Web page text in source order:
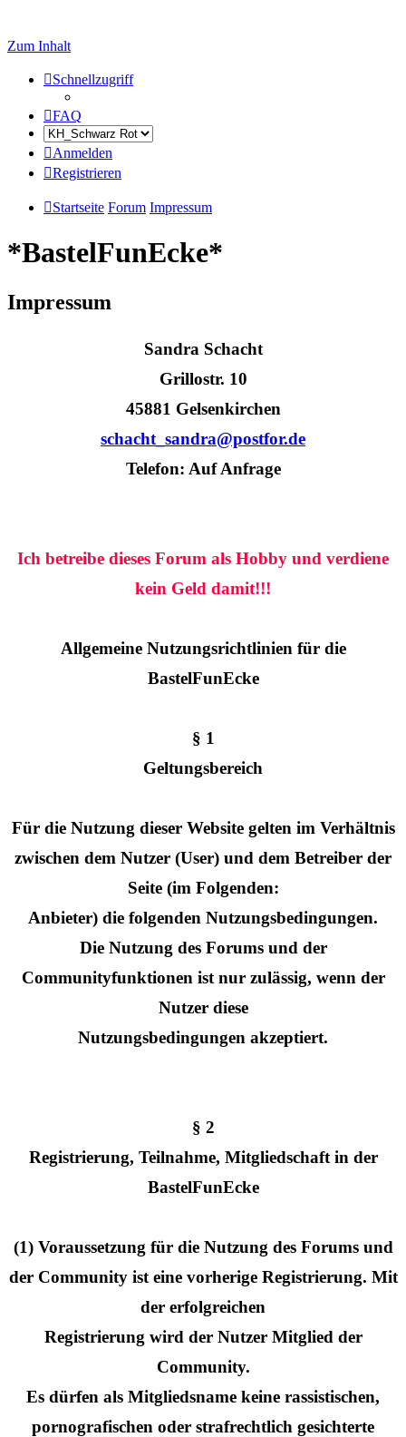
Zum Inhalt
Schnellzugriff
FAQ
Anmelden
Registrieren
Startseite Forum Impressum
*BastelFunEcke*
Impressum
Sandra Schacht
Grillostr. 10
45881 Gelsenkirchen
schacht_sandra@postfor.de
Telefon: Auf Anfrage
Ich betreibe dieses Forum als Hobby und verdiene
kein Geld damit!!!
Allgemeine Nutzungsrichtlinien für die
BastelFunEcke
§ 1
Geltungsbereich
Für die Nutzung dieser Website gelten im Verhältnis
zwischen dem Nutzer (User) und dem Betreiber der
Seite (im Folgenden:
Anbieter) die folgenden Nutzungsbedingungen.
Die Nutzung des Forums und der
Communityfunktionen ist nur zulässig, wenn der
Nutzer diese
Nutzungsbedingungen akzeptiert.
§ 2
Registrierung, Teilnahme, Mitgliedschaft in der
BastelFunEcke
(1) Voraussetzung für die Nutzung des Forums und
der Community ist eine vorherige Registrierung. Mit
der erfolgreichen
Registrierung wird der Nutzer Mitglied der
Community.
Es dürfen als Mitgliedsname keine rassistischen,
pornografischen oder strafrechtlich gesichterte